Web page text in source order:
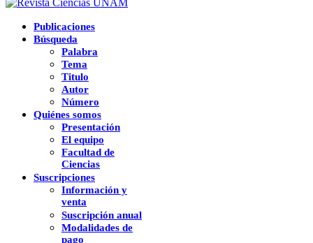
Publicaciones
Búsqueda
Palabra
Tema
Titulo
Autor
Número
Quiénes somos
Presentación
El equipo
Facultad de
Ciencias
Suscripciones
Información y
venta
Suscripción anual
Modalidades de
pago